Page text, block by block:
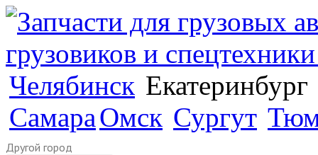
Челябинск Екатеринбург
СамараОмск Сургут
Другой город